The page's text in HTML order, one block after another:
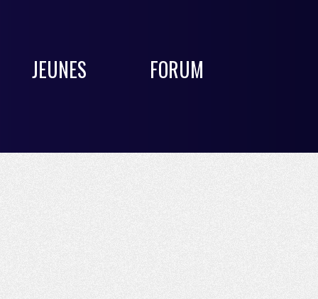
JEUNES FORUM